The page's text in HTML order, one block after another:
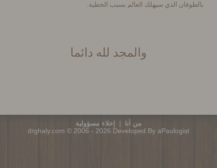
الذي سيهلك العالم بسبب الخطية.
والمجد لله دائما
|إخلاء مسؤولية
drghaly.com © 2006 - 2026 Developed By aPaulogist